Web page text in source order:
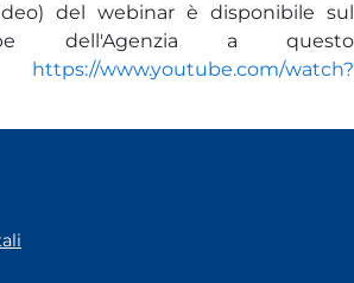
del webinar è disponibile sul
dell'Agenzia a questo
https://www.youtube.com/watch?